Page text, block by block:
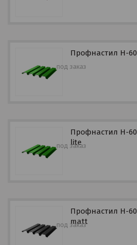
Профнастил Н-
под заказ
Профнастил Н-
lite
под заказ
Профнастил Н-
matt
под заказ